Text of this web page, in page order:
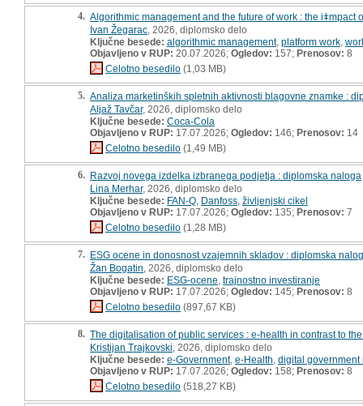
4. Algorithmic management and the future of work : the iǂmpact
Ivan Žegarac , 2026, diplomsko delo
Ključne besede: algorithmic management, platform work
Objavljeno v RUP: 20.07.2026; Ogledov: 157; Prenosov: 8
Celotno besedilo (1,03 MB)
5. Analiza marketinških spletnih aktivnosti blagovne znamke :
Aljaž Tavčar, 2026, diplomsko delo
Ključne besede: Coca-Cola
Objavljeno v RUP: 17.07.2026; Ogledov: 146; Prenosov: 14
Celotno besedilo (1,49 MB)
6. Razvoj novega izdelka izbranega podjetja : diplomska naloga
Lina Merhar, 2026, diplomsko delo
Ključne besede: FAN-Q Danfoss življenjski cikel
Objavljeno v RUP: 17.07.2026; Ogledov: 135; Prenosov: 7
Celotno besedilo (1,28 MB)
7. ESG ocene in donosnost vzajemnih skladov : diplomska
Žan Bogatin , 2026, diplomsko delo
Ključne besede: ESG-ocene trajnostno investiranje
Objavljeno v RUP: 17.07.2026; Ogledov: 145; Prenosov: 8
Celotno besedilo (897,67 KB)
8. The digitalisation of public services : e-health in contrast to
Kristijan Trajkovski , 2026, diplomsko delo
Ključne besede: e-Government, e-Health digital government
Objavljeno v RUP: 17.07.2026; Ogledov: 158; Prenosov: 8
Celotno besedilo (518,27 KB)